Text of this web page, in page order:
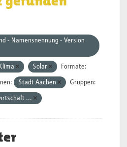
- Namensnennung - Version
Klima Solar Formate:
Stadt Aachen Gruppen:
...